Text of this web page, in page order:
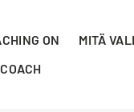
ON MITÄ